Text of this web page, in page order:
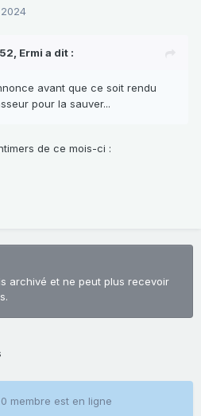
Ermi a dit :
avant que ce soit rendu
pour la sauver...
de ce mois-ci :
archivé et ne peut plus recevoir
0 membre est en ligne